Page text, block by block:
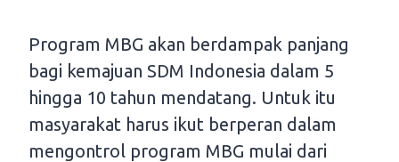
Program MBG akan berdampak panjang
bagi kemajuan SDM Indonesia dalam 5
hingga 10 tahun mendatang. Untuk itu
masyarakat harus ikut berperan dalam
mengontrol program MBG mulai dari